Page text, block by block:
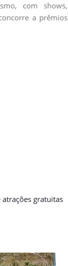
com shows,
a prêmios
gratuitas